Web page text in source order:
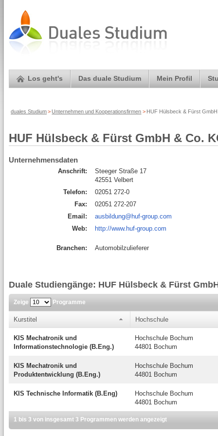
Los geht's Das duale Studium Mein Profil
duales Studium> Unternehmen und Kooperationsfirmen > HUF Hülsbeck & Fürst
HUF Hülsbeck & Fürst GmbH & Co.
Unternehmensdaten
Anschrift:
Steeger Straße 17
42551 Velbert
Telefon:
02051 272-0
Fax:
02051 272-207
Email:
ausbildung@huf-group.com
Web:
http://www.huf-group.com
Branchen: Automobilzulieferer
Duale Studiengänge: HUF Hülsbeck & Fürst
Zeige Programme
Kurstitel Hochschule
KIS Mechatronik und
Informationstechnologie (B.Eng.)
Hochschule Bochum
44801 Bochum
KIS Mechatronik und
Produktentwicklung (B.Eng.)
Hochschule Bochum
44801 Bochum
KIS Technische Informatik (B.Eng)
Hochschule Bochum
44801 Bochum
1 bis 3 von insgesamt 3 Programmen werden angezeigt